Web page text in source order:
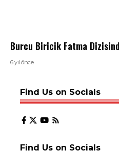
Burcu Biricik Fatma
6 yıl önce
Find Us on Socials
Find Us on Socials